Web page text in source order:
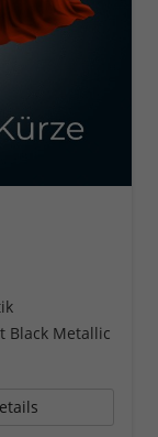
Black Metallic